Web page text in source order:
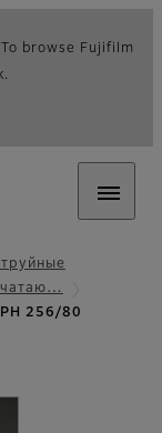
browse Fujifilm
256/80